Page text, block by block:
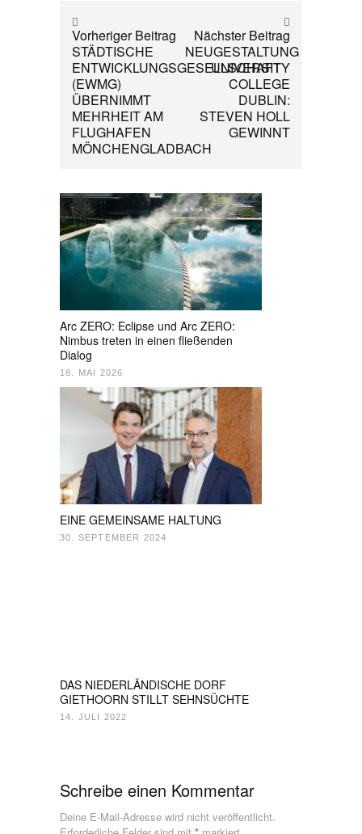
Vorheriger Beitrag
STÄDTISCHE
ENTWICKLUNGSGESELLSCHAFT
(EWMG)
ÜBERNIMMT
MEHRHEIT AM
FLUGHAFEN
MÖNCHENGLADBACH
Nächster Beitrag
NEUGESTALTUNG
UNIVERSITY
COLLEGE
DUBLIN:
STEVEN HOLL
GEWINNT
Arc ZERO: Eclipse und Arc ZERO:
Nimbus treten in einen fließenden
Dialog
18. MAI 2026
EINE GEMEINSAME HALTUNG
30. SEPTEMBER 2024
DAS NIEDERLÄNDISCHE DORF
GIETHOORN STILLT SEHNSÜCHTE
14. JULI 2022
Schreibe einen Kommentar
Deine E-Mail-Adresse wird nicht veröffentlicht.